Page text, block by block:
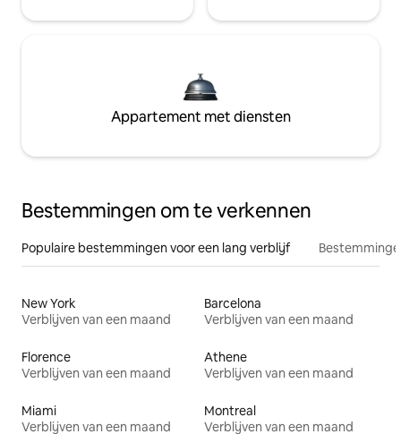
Appartement met diensten
Bestemmingen om te verkennen
Populaire bestemmingen voor een lang verblijf
New York
Verblijven van een maand
Barcelona
Verblijven van een maand
Florence
Verblijven van een maand
Athene
Verblijven van een maand
Miami
Verblijven van een maand
Montreal
Verblijven van een maand